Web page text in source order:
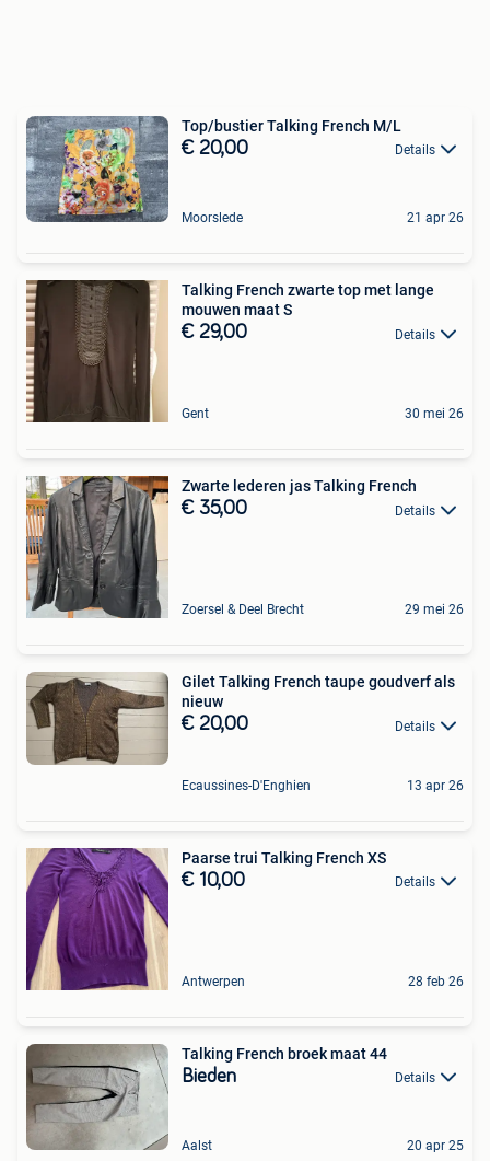
Top/bustier Talking French M/L
€ 20,00 Details
Moorslede 21 apr 26
Talking French zwarte top met lange
mouwen maat S
€ 29,00 Details
Gent 30 mei 26
Zwarte lederen jas Talking French
€ 35,00 Details
Zoersel & Deel Brecht 29 mei 26
Gilet Talking French taupe goudverf als
nieuw
€ 20,00 Details
Ecaussines-D'Enghien 13 apr 26
Paarse trui Talking French XS
€ 10,00 Details
Antwerpen 28 feb 26
Talking French broek maat 44
Bieden Details
Aalst 20 apr 25